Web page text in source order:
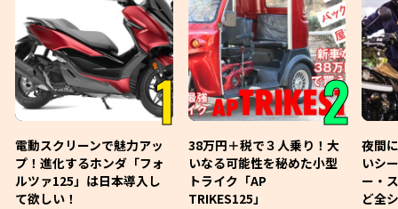
1
電動スクリーンで魅力アッ
プ！進化するホンダ「フォ
ルツァ125」は日本導入し
て欲しい！
2
38万円＋税で３人乗り！大
いなる可能性を秘めた小型
トライク「AP
TRIKES125」
夜間
いシ
ー・
ど全